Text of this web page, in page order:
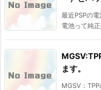
最近PSPの
電池って純
ます。
MGSV：